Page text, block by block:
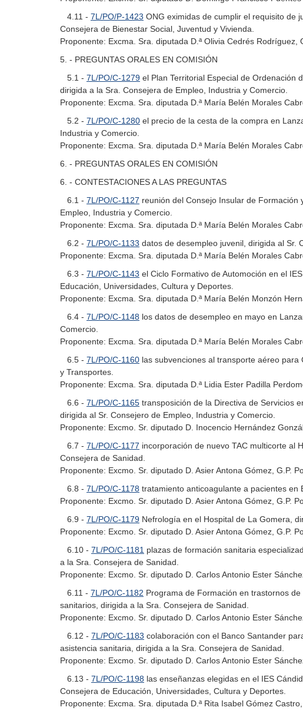
4.11 - 7L/PO/P-1423 ONG eximidas de cumplir el requisito de
Consejera de Bienestar Social, Juventud y Vivienda.
Proponente: Excma. Sra. diputada D.ª Olivia Cedrés Rodríguez,
5. - PREGUNTAS ORALES EN COMISIÓN
5.1 - 7L/PO/C-1279 el Plan Territorial Especial de Ordenación
dirigida a la Sra. Consejera de Empleo, Industria y Comercio.
Proponente: Excma. Sra. diputada D.ª María Belén Morales
5.2 - 7L/PO/C-1280 el precio de la cesta de la compra en
Industria y Comercio.
Proponente: Excma. Sra. diputada D.ª María Belén Morales
6. - PREGUNTAS ORALES EN COMISIÓN
6. - CONTESTACIONES A LAS PREGUNTAS
6.1 - 7L/PO/C-1127 reunión del Consejo Insular de
Empleo, Industria y Comercio.
Proponente: Excma. Sra. diputada D.ª María Belén Morales
6.2 - 7L/PO/C-1133 datos de desempleo juvenil, dirigida al Sr.
Proponente: Excma. Sra. diputada D.ª María Belén Morales
6.3 - 7L/PO/C-1143 el Ciclo Formativo de Automoción en el
Educación, Universidades, Cultura y Deportes.
Proponente: Excma. Sra. diputada D.ª María Belén Monzón
6.4 - 7L/PO/C-1148 los datos de desempleo en mayo en
Comercio.
Proponente: Excma. Sra. diputada D.ª María Belén Morales
6.5 - 7L/PO/C-1160 las subvenciones al transporte aéreo
y Transportes.
Proponente: Excma. Sra. diputada D.ª Lidia Ester Padilla
6.6 - 7L/PO/C-1165 transposición de la Directiva de Servicios
dirigida al Sr. Consejero de Empleo, Industria y Comercio.
Proponente: Excmo. Sr. diputado D. Inocencio Hernández
6.7 - 7L/PO/C-1177 incorporación de nuevo TAC multicorte al
Consejera de Sanidad.
Proponente: Excmo. Sr. diputado D. Asier Antona Gómez, G.P.
6.8 - 7L/PO/C-1178 tratamiento anticoagulante a pacientes en
Proponente: Excmo. Sr. diputado D. Asier Antona Gómez, G.P.
6.9 - 7L/PO/C-1179 Nefrología en el Hospital de La Gomera,
Proponente: Excmo. Sr. diputado D. Asier Antona Gómez, G.P.
6.10 - 7L/PO/C-1181 plazas de formación sanitaria
a la Sra. Consejera de Sanidad.
Proponente: Excmo. Sr. diputado D. Carlos Antonio Ester
6.11 - 7L/PO/C-1182 Programa de Formación en trastornos
sanitarios, dirigida a la Sra. Consejera de Sanidad.
Proponente: Excmo. Sr. diputado D. Carlos Antonio Ester
6.12 - 7L/PO/C-1183 colaboración con el Banco Santander
asistencia sanitaria, dirigida a la Sra. Consejera de Sanidad.
Proponente: Excmo. Sr. diputado D. Carlos Antonio Ester
6.13 - 7L/PO/C-1198 las enseñanzas elegidas en el IES
Consejera de Educación, Universidades, Cultura y Deportes.
Proponente: Excma. Sra. diputada D.ª Rita Isabel Gómez